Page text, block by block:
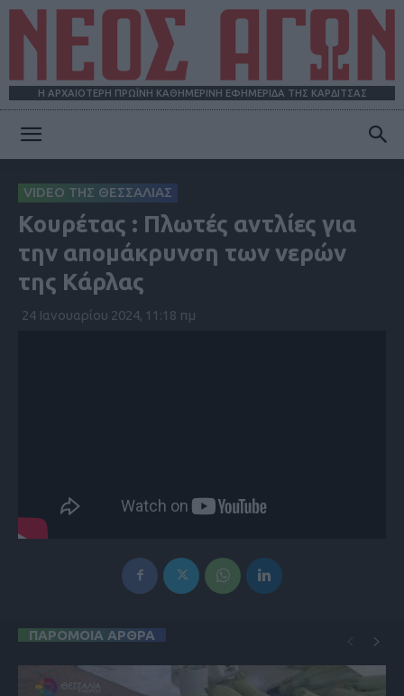
Η ΑΡΧΑΙΟΤΕΡΗ ΠΡΩΪΝΗ ΚΑΘΗΜΕΡΙΝΗ ΕΦΗΜΕΡΙΔΑ ΤΗΣ ΚΑΡΔΙΤΣΑΣ
ΑΓΩΝ
VIDEO ΤΗΣ ΘΕΣΣΑΛΙΑΣ
Κουρέτας : Πλωτές αντλίες για
την απομάκρυνση των νερών
της Κάρλας
24 Ιανουαρίου 2024, 11:18 πμ
ΠΑΡΟΜΟΙΑ ΑΡΘΡΑ